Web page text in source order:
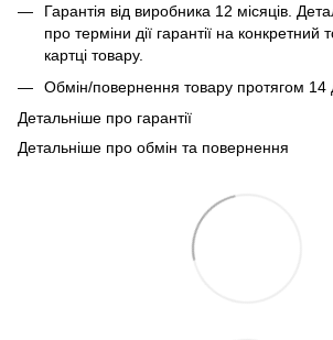
Гарантія від виробника 12 місяців.
про терміни дії гарантії на конкретний
картці товару.
Обмін/повернення товару протягом 14
Детальніше про гарантії
Детальніше про обмін та повернення